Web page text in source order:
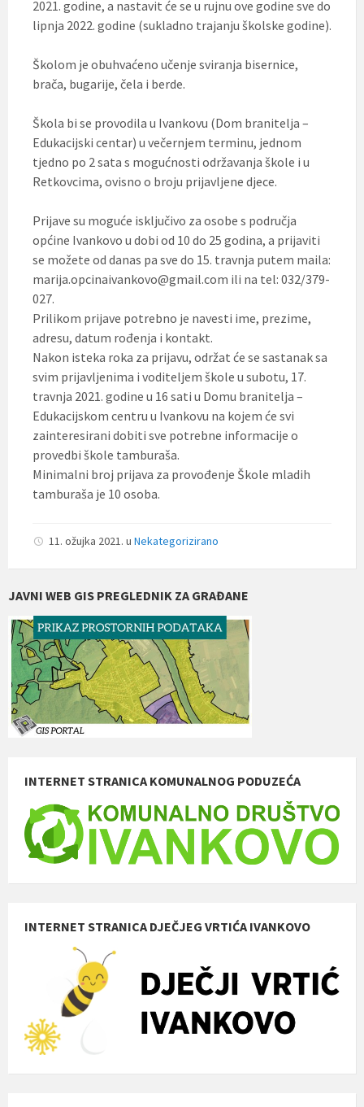
2021. godine, a nastavit će se u rujnu ove godine sve do
lipnja 2022. godine (sukladno trajanju školske godine).
Školom je obuhvaćeno učenje sviranja bisernice,
brača, bugarije, čela i berde.
Škola bi se provodila u Ivankovu (Dom branitelja –
Edukacijski centar) u večernjem terminu, jednom
tjedno po 2 sata s mogućnosti održavanja škole i u
Retkovcima, ovisno o broju prijavljene djece.
Prijave su moguće isključivo za osobe s područja
općine Ivankovo u dobi od 10 do 25 godina, a prijaviti
se možete od danas pa sve do 15. travnja putem maila:
marija.opcinaivankovo@gmail.com ili na tel: 032/379-
027.
Prilikom prijave potrebno je navesti ime, prezime,
adresu, datum rođenja i kontakt.
Nakon isteka roka za prijavu, održat će se sastanak sa
svim prijavljenima i voditeljem škole u subotu, 17.
travnja 2021. godine u 16 sati u Domu branitelja –
Edukacijskom centru u Ivankovu na kojem će svi
zainteresirani dobiti sve potrebne informacije o
provedbi škole tamburaša.
Minimalni broj prijava za provođenje Škole mladih
tamburaša je 10 osoba.
11. ožujka 2021. u Nekategorizirano
JAVNI WEB GIS PREGLEDNIK ZA GRAĐANE
INTERNET STRANICA KOMUNALNOG PODUZEĆA
INTERNET STRANICA DJEČJEG VRTIĆA IVANKOVO